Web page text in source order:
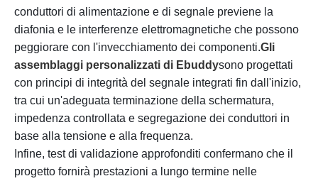
conduttori di alimentazione e di segnale previene la
diafonia e le interferenze elettromagnetiche che possono
peggiorare con l'invecchiamento dei componenti.Gli
assemblaggi personalizzati di Ebuddysono progettati
con principi di integrità del segnale integrati fin dall'inizio,
tra cui un'adeguata terminazione della schermatura,
impedenza controllata e segregazione dei conduttori in
base alla tensione e alla frequenza.
Infine, test di validazione approfonditi confermano che il
progetto fornirà prestazioni a lungo termine nelle